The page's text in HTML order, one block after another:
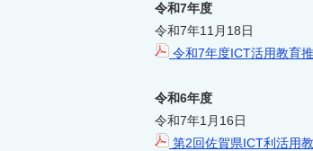
令和7年度
令和7年11月18日
令和7年度ICT活用教育
令和6年度
令和7年1月16日
第2回佐賀県ICT利活用